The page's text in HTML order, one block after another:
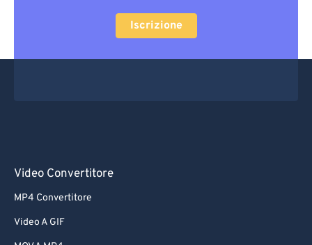
Iscrizione
Video Convertitore
MP4 Convertitore
Video A GIF